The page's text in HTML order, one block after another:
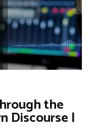
the
Discourse |